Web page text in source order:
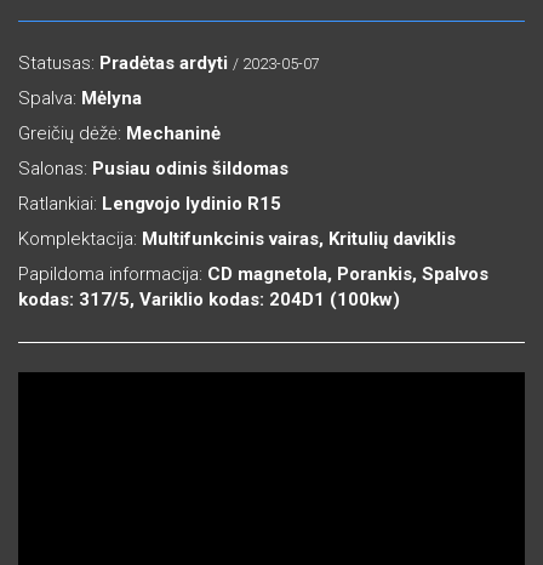
Statusas: Pradėtas ardyti / 2023-05-07
Spalva: Mėlyna
Greičių dėžė: Mechaninė
Salonas: Pusiau odinis šildomas
Ratlankiai: Lengvojo lydinio R15
Komplektacija: Multifunkcinis vairas, Kritulių daviklis
Papildoma informacija: CD magnetola, Porankis, Spalvos
kodas: 317/5, Variklio kodas: 204D1 (100kw)